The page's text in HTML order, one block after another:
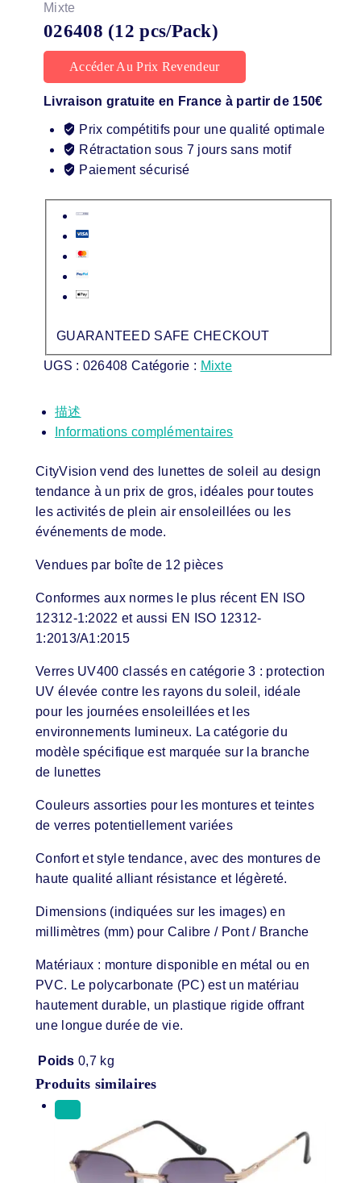
Mixte
026408 (12 pcs/Pack)
Accéder Au Prix Revendeur
Livraison gratuite en France à partir de 150€
Prix compétitifs pour une qualité optimale
Rétractation sous 7 jours sans motif
Paiement sécurisé
GUARANTEED SAFE CHECKOUT
UGS : 026408 Catégorie : Mixte
描述
Informations complémentaires
CityVision vend des lunettes de soleil au design
tendance à un prix de gros, idéales pour toutes
les activités de plein air ensoleillées ou les
événements de mode.
Vendues par boîte de 12 pièces
Conformes aux normes le plus récent EN ISO
12312-1:2022 et aussi EN ISO 12312-
1:2013/A1:2015
Verres UV400 classés en catégorie 3 : protection
UV élevée contre les rayons du soleil, idéale
pour les journées ensoleillées et les
environnements lumineux. La catégorie du
modèle spécifique est marquée sur la branche
de lunettes
Couleurs assorties pour les montures et teintes
de verres potentiellement variées
Confort et style tendance, avec des montures de
haute qualité alliant résistance et légèreté.
Dimensions (indiquées sur les images) en
millimètres (mm) pour Calibre / Pont / Branche
Matériaux : monture disponible en métal ou en
PVC. Le polycarbonate (PC) est un matériau
hautement durable, un plastique rigide offrant
une longue durée de vie.
Poids 0,7 kg
Produits similaires